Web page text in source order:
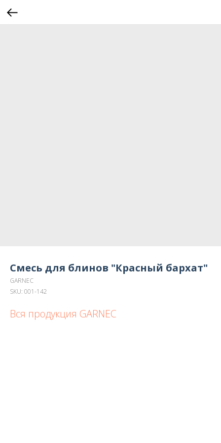
Смесь для блинов "Красный бархат"
GARNEC
SKU: 001-142
Вся продукция GARNEC